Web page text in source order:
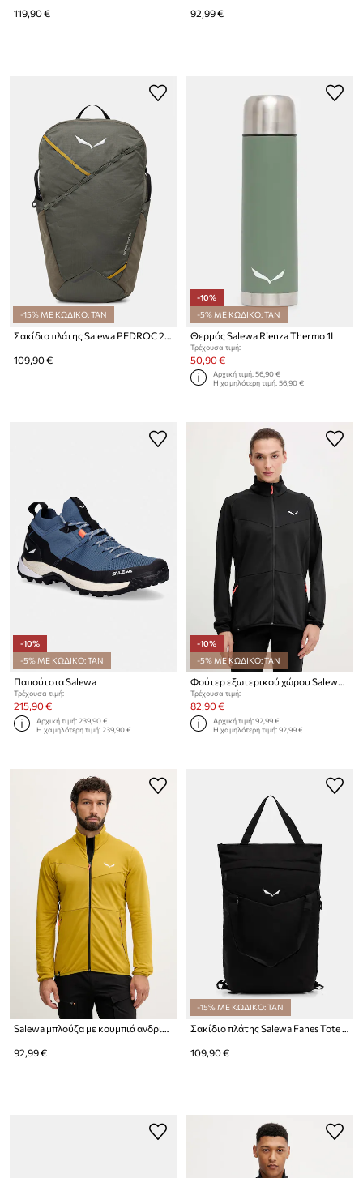
119,90 € 92,99 €
-15% ΜΕ ΚΩΔΙΚΟ: TAN
Σακίδιο πλάτης Salewa PEDROC 22
109,90 €
-10%
-5% ΜΕ ΚΩΔΙΚΟ: TAN
Θερμός Salewa Rienza Thermo 1L
Τρέχουσα τιμή:
50,90 €
Αρχική τιμή:56,90 €
Η χαμηλότερη τιμή:56,90 €
-10%
-5% ΜΕ ΚΩΔΙΚΟ: TAN
Παπούτσια Salewa
Τρέχουσα τιμή:
215,90 €
Αρχική τιμή:239,90 €
Η χαμηλότερη τιμή:239,90 €
-10%
-5% ΜΕ ΚΩΔΙΚΟ: TAN
Φούτερ εξωτερικού χώρου Salewa Puez Cammino
Τρέχουσα τιμή:
82,90 €
Αρχική τιμή:92,99 €
Η χαμηλότερη τιμή:92,99 €
92,99 €
-15% ΜΕ ΚΩΔΙΚΟ: TAN
109,90 €